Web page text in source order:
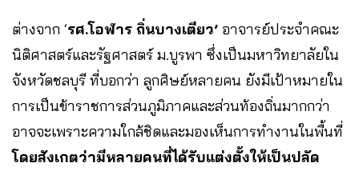
ต่างจาก ‘รศ.โอฬาร ถิ่นบางเตียว’ อาจารย์ประจำคณะ
นิติศาสตร์และรัฐศาสตร์ ม.บูรพา ซึ่งเป็นมหาวิทยาลัยใน
จังหวัดชลบุรี ที่บอกว่า ลูกศิษย์หลายคน ยังมีเป้าหมายใน
การเป็นข้าราชการส่วนภูมิภาคและส่วนท้องถิ่นมากกว่า
อาจจะเพราะความใกล้ชิดและมองเห็นการทำงานในพื้นที่
โดยสังเกตว่ามีหลายคนที่ได้รับแต่งตั้งให้เป็นปลัด